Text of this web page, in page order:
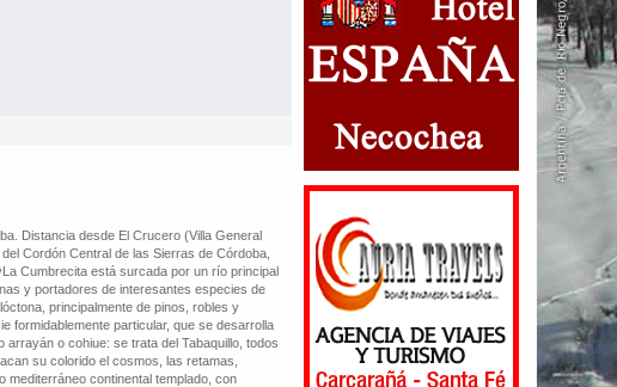
Distancia desde El Crucero (Villa General
Cordón Central de las Sierras de Córdoba,
Cumbrecita está surcada por un río principal
y portadores de interesantes especies de
principalmente de pinos, robles y
formidablemente particular, que se desarrolla
o cohiue: se trata del Tabaquillo, todos
su colorido el cosmos, las retamas,
mediterráneo continental templado, con